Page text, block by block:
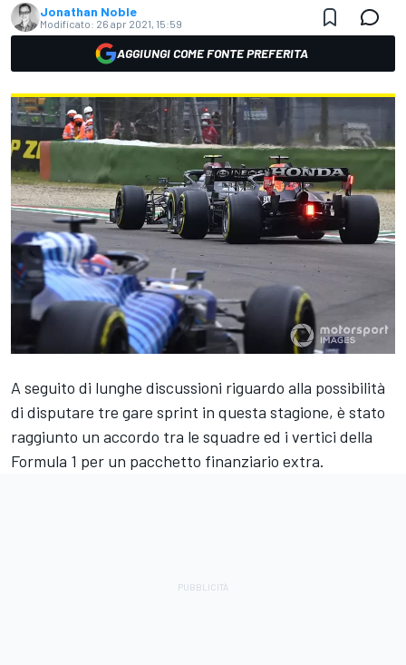
Jonathan Noble
Modificato: 26 apr 2021, 15:59
AGGIUNGI COME FONTE PREFERITA
A seguito di lunghe discussioni riguardo alla possibilità
di disputare tre gare sprint in questa stagione, è stato
raggiunto un accordo tra le squadre ed i vertici della
Formula 1 per un pacchetto finanziario extra.